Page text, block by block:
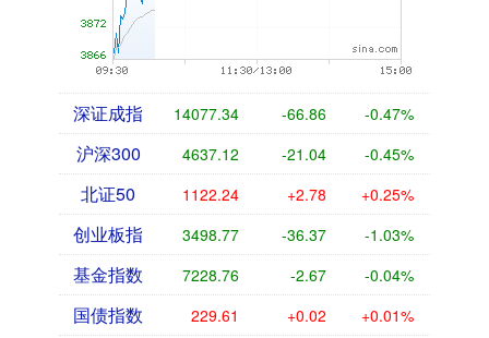
深证成指 14077.34 -66.86 -0.47%
沪深300 4637.12 -21.04 -0.45%
北证50 1122.24 +2.78 +0.25%
创业板指 3498.77 -36.37 -1.03%
基金指数 7228.76 -2.67 -0.04%
国债指数 229.61 +0.02 +0.01%